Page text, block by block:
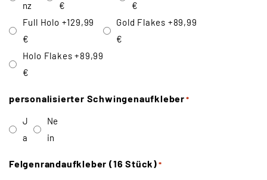
nz
€
€
Full Holo +129,99
€
Gold Flakes +89,99
€
Holo Flakes +89,99
€
personalisierter Schwingenaufkleber*
J
a
Ne
in
Felgenrandaufkleber (16 Stück)*